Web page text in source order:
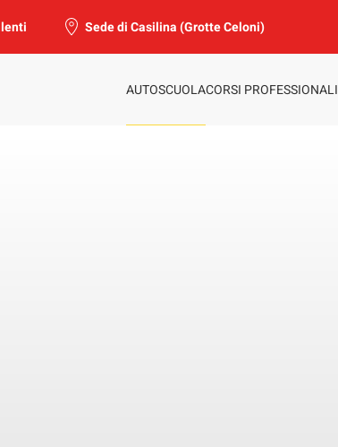
Sede di Casilina (Grotte Celoni)
AUTOSCUOLACORSI PROFESSIONALI